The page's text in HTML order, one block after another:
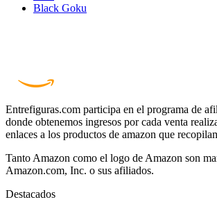
Black Goku
Entrefiguras.com participa en el programa de
donde obtenemos ingresos por cada venta
enlaces a los productos de amazon que
Tanto Amazon como el logo de Amazon son
Amazon.com, Inc. o sus afiliados.
Destacados